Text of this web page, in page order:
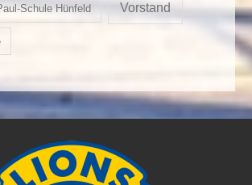
Schule Hünfeld Vorstand